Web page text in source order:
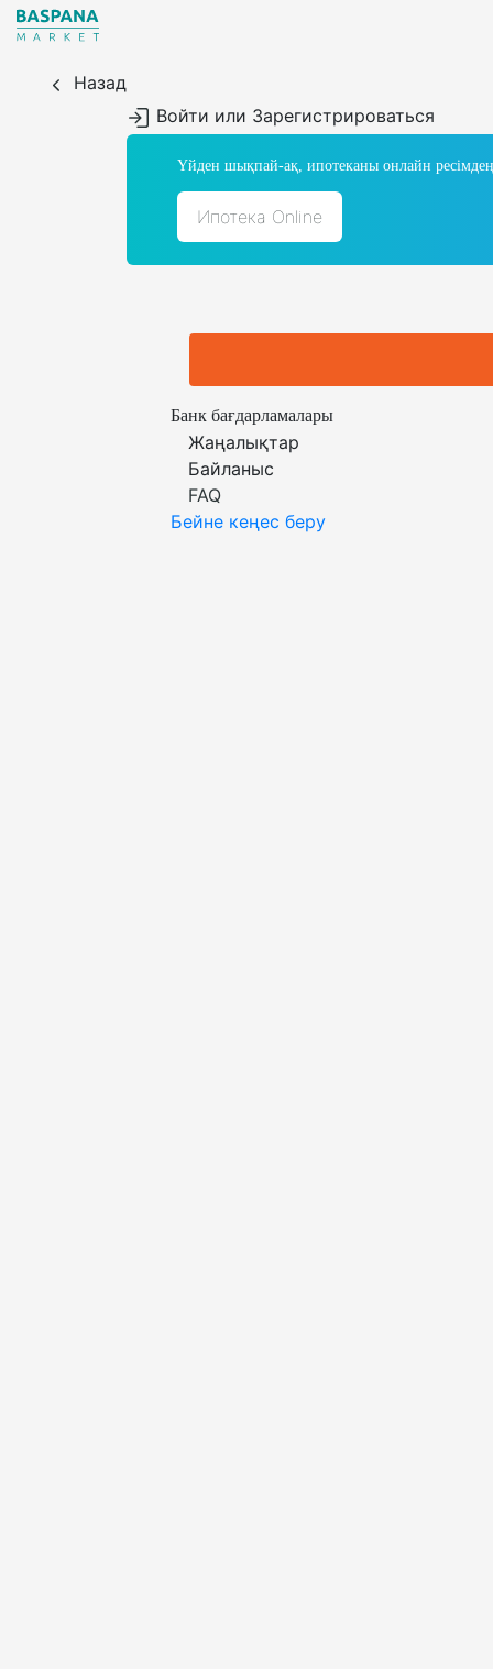
Назад
Войти или Зарегистрироваться
Үйден шықпай-ақ, ипотеканы онлайн
Ипотека Online
Банк бағдарламалары
Жаңалықтар
Байланыс
FAQ
Бейне кеңес беру